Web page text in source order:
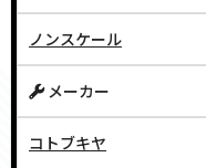
ノンスケール
メーカー
コトブキヤ